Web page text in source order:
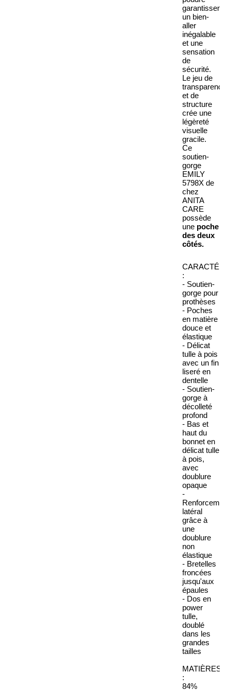
garantissent
un bien-
aller
inégalable
et une
sensation
de
sécurité.
Le jeu de
transparence
et de
structure
crée une
légèreté
visuelle
gracile.
Ce
soutien-
gorge
EMILY
5798X de
chez
ANITA
CARE
possède
une poche
des deux
côtés.
:
- Soutien-
gorge pour
prothèses
- Poches
en matière
douce et
élastique
- Délicat
tulle à pois
avec un fin
liseré en
dentelle
- Soutien-
gorge à
décolleté
profond
- Bas et
haut du
bonnet en
délicat tulle
à pois,
avec
doublure
opaque
-
Renforcement
latéral
grâce à
une
doublure
non
élastique
- Bretelles
froncées
jusqu'aux
épaules
- Dos en
power
tulle,
doublé
dans les
grandes
tailles
MATIÈRES
:
84%